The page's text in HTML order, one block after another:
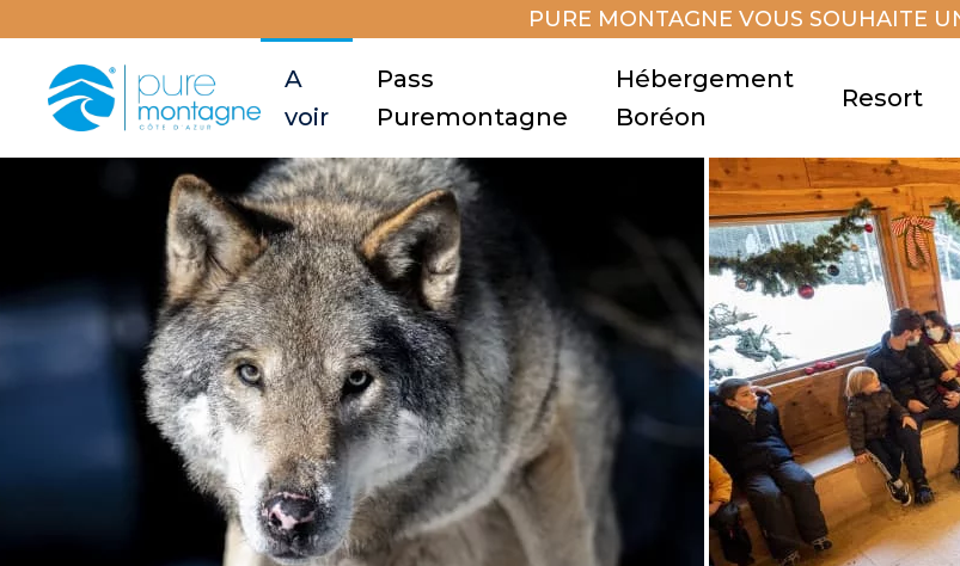
PURE MONTAGNE VOUS SOUHAITE
A
voir
Pass
Puremontagne
Hébergement
Boréon
Resort